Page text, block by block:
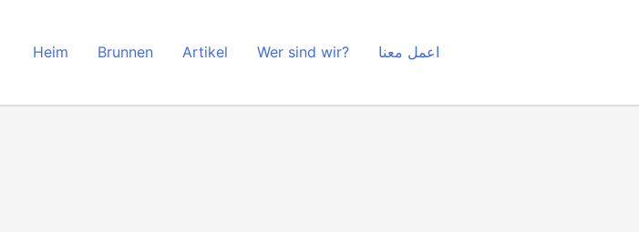
Heim Brunnen Artikel Wer sind wir? اعمل معنا